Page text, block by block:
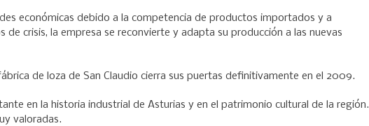
económicas debido a la competencia de productos importados y a
crisis, la empresa se reconvierte y adapta su producción a las nuevas
de loza de San Claudio cierra sus puertas definitivamente en el 2009.
en la historia industrial de Asturias y en el patrimonio cultural de la región.
valoradas.